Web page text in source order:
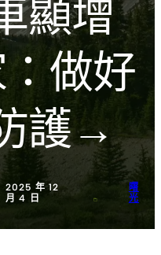
顯增
做好
護→
2025 年 12
月 4 日
曙
光